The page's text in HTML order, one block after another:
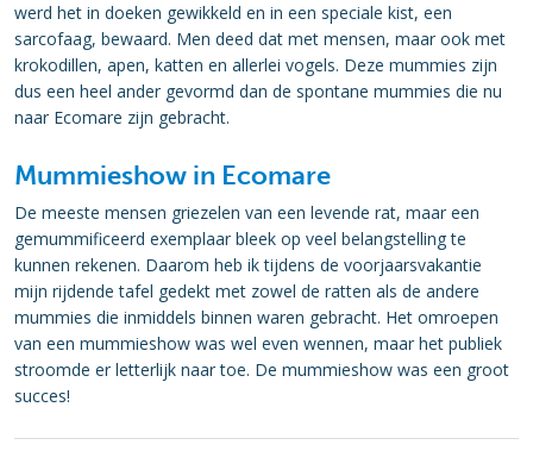
werd het in doeken gewikkeld en in een speciale kist, een
sarcofaag, bewaard. Men deed dat met mensen, maar ook met
krokodillen, apen, katten en allerlei vogels. Deze mummies zijn
dus een heel ander gevormd dan de spontane mummies die nu
naar Ecomare zijn gebracht.
Mummieshow in Ecomare
De meeste mensen griezelen van een levende rat, maar een
gemummificeerd exemplaar bleek op veel belangstelling te
kunnen rekenen. Daarom heb ik tijdens de voorjaarsvakantie
mijn rijdende tafel gedekt met zowel de ratten als de andere
mummies die inmiddels binnen waren gebracht. Het omroepen
van een mummieshow was wel even wennen, maar het publiek
stroomde er letterlijk naar toe. De mummieshow was een groot
succes!